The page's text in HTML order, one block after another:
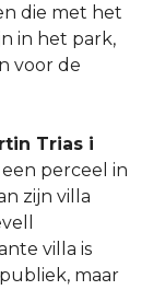
die met het
in het park,
voor de
Trias i
een perceel in
zijn villa
villa is
maar